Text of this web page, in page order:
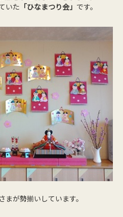
いた 「ひなまつり会」 です。
が勢揃いしています。